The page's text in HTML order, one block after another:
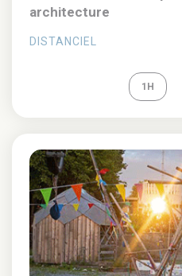
architecture
DISTANCIEL
1H